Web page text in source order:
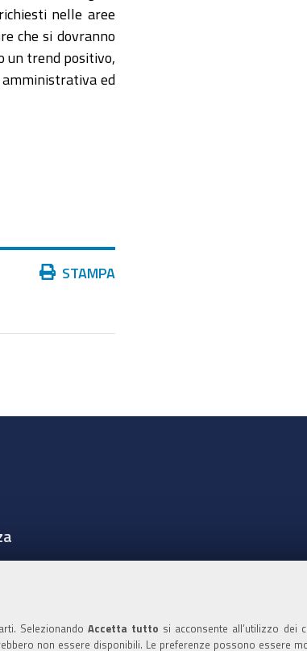
SelezionandoAccetta tutto si acconsente all’utilizzo dei
non essere disponibili. Le preferenze possono essere
nelle aree
che si dovranno
un trend positivo,
amministrativa ed
Azioni STAMPA